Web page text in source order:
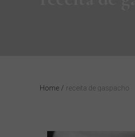
Home / receita de gaspacho